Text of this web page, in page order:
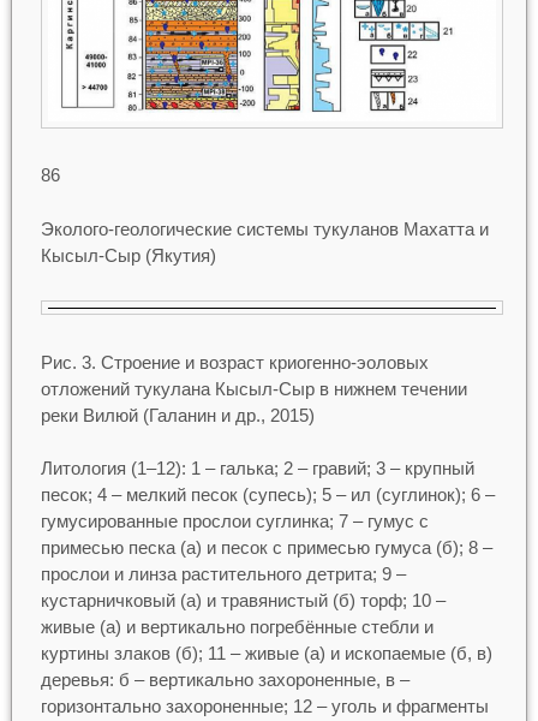
86
Эколого-геологические системы тукуланов Махатта и
Кысыл-Сыр (Якутия)
Рис. 3. Строение и возраст криогенно-эоловых
отложений тукулана Кысыл-Сыр в нижнем течении
реки Вилюй (Галанин и др., 2015)
Литология (1–12): 1 – галька; 2 – гравий; 3 – крупный
песок; 4 – мелкий песок (супесь); 5 – ил (суглинок); 6 –
гумусированные прослои суглинка; 7 – гумус с
примесью песка (а) и песок с примесью гумуса (б); 8 –
прослои и линза растительного детрита; 9 –
кустарничковый (а) и травянистый (б) торф; 10 –
живые (а) и вертикально погребённые стебли и
куртины злаков (б); 11 – живые (а) и ископаемые (б, в)
деревья: б – вертикально захороненные, в –
горизонтально захороненные; 12 – уголь и фрагменты